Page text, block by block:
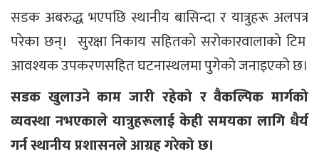
सडक अबरुद्ध भएपछि स्थानीय बासिन्दा र यात्रुहरू अलपत्र
परेका छन्। सुरक्षा निकाय सहितकाे सराेकारवालाकाे टिम
आवश्यक उपकरणसहित घटनास्थलमा पुगेको जनाइएको छ।
सडक खुलाउने काम जारी रहेको र वैकल्पिक मार्गको
व्यवस्था नभएकाले यात्रुहरूलाई केही समयका लागि धैर्य
गर्न स्थानीय प्रशासनले आग्रह गरेको छ।